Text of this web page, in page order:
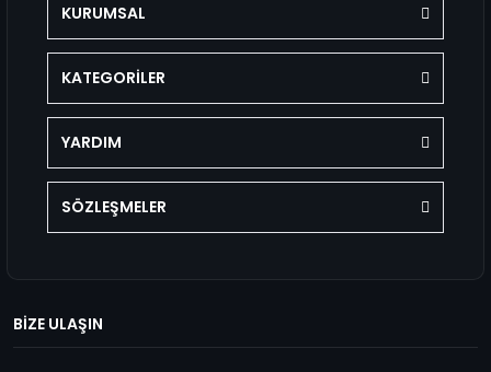
KURUMSAL
KATEGORİLER
YARDIM
SÖZLEŞMELER
BİZE ULAŞIN